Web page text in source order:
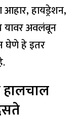
आहार, हायड्रेशन,
यावर अवलंबून
घेणे हे इतर